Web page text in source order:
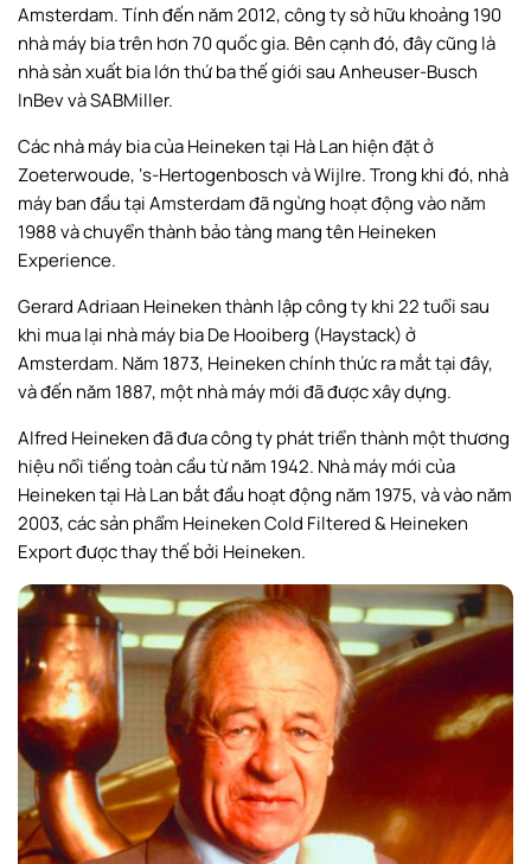
Amsterdam. Tính đến năm 2012, công ty sở hữu khoảng 190
nhà máy bia trên hơn 70 quốc gia. Bên cạnh đó, đây cũng là
nhà sản xuất bia lớn thứ ba thế giới sau Anheuser-Busch
InBev và SABMiller.
Các nhà máy bia của Heineken tại Hà Lan hiện đặt ở
Zoeterwoude, ‘s-Hertogenbosch và Wijlre. Trong khi đó, nhà
máy ban đầu tại Amsterdam đã ngừng hoạt động vào năm
1988 và chuyển thành bảo tàng mang tên Heineken
Experience.
Gerard Adriaan Heineken thành lập công ty khi 22 tuổi sau
khi mua lại nhà máy bia De Hooiberg (Haystack) ở
Amsterdam. Năm 1873, Heineken chính thức ra mắt tại đây,
và đến năm 1887, một nhà máy mới đã được xây dựng.
Alfred Heineken đã đưa công ty phát triển thành một thương
hiệu nổi tiếng toàn cầu từ năm 1942. Nhà máy mới của
Heineken tại Hà Lan bắt đầu hoạt động năm 1975, và vào năm
2003, các sản phẩm Heineken Cold Filtered & Heineken
Export được thay thế bởi Heineken.